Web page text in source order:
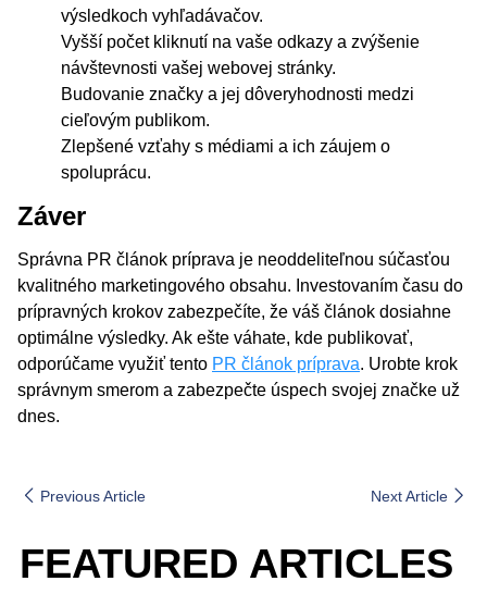
výsledkoch vyhľadávačov.
Vyšší počet kliknutí na vaše odkazy a zvýšenie
návštevnosti vašej webovej stránky.
Budovanie značky a jej dôveryhodnosti medzi
cieľovým publikom.
Zlepšené vzťahy s médiami a ich záujem o
spoluprácu.
Záver
Správna PR článok príprava je neoddeliteľnou súčasťou
kvalitného marketingového obsahu. Investovaním času do
prípravných krokov zabezpečíte, že váš článok dosiahne
optimálne výsledky. Ak ešte váhate, kde publikovať,
odporúčame využiť tento PR článok príprava. Urobte krok
správnym smerom a zabezpečte úspech svojej značke už
dnes.
Previous Article Next Article
FEATURED ARTICLES